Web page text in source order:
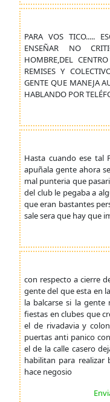
PARA VOS TICO.....
ENSEÑAR NO
HOMBRE,DEL
REMISES Y
GENTE QUE MANEJA
HABLANDO POR
Hasta cuando ese tal
apuñala gente ahora
mal punteria que
del club le pegaba a
que eran bastantes
sale sera que hay que
con respecto a cierre
gente del que esta en
la balcarse si la
fiestas en clubes que
el de rivadavia y
puertas anti panico
el de la calle casero
habilitan para realizar
hace negosio